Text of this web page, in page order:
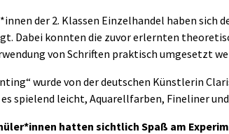
der 2. Klassen Einzelhandel haben sich
Dabei konnten die zuvor erlernten
von Schriften praktisch umgesetzt
wurde von der deutschen Künstlerin
spielend leicht, Aquarellfarben, Fineliner
hatten sichtlich Spaß am